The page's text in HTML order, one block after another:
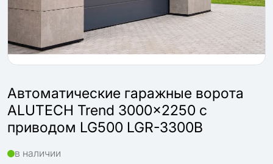
Автоматические гаражные ворота
ALUTECH Trend 3000×2250 с
приводом LG500 LGR-3300B
в наличии